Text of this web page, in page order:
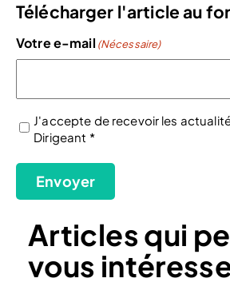
Télécharger l'article au
Votre e-mail (Nécessaire)
(Nécessaire)
J'accepte de recevoir les
Dirigeant *
Envoyer
Articles qui
vous